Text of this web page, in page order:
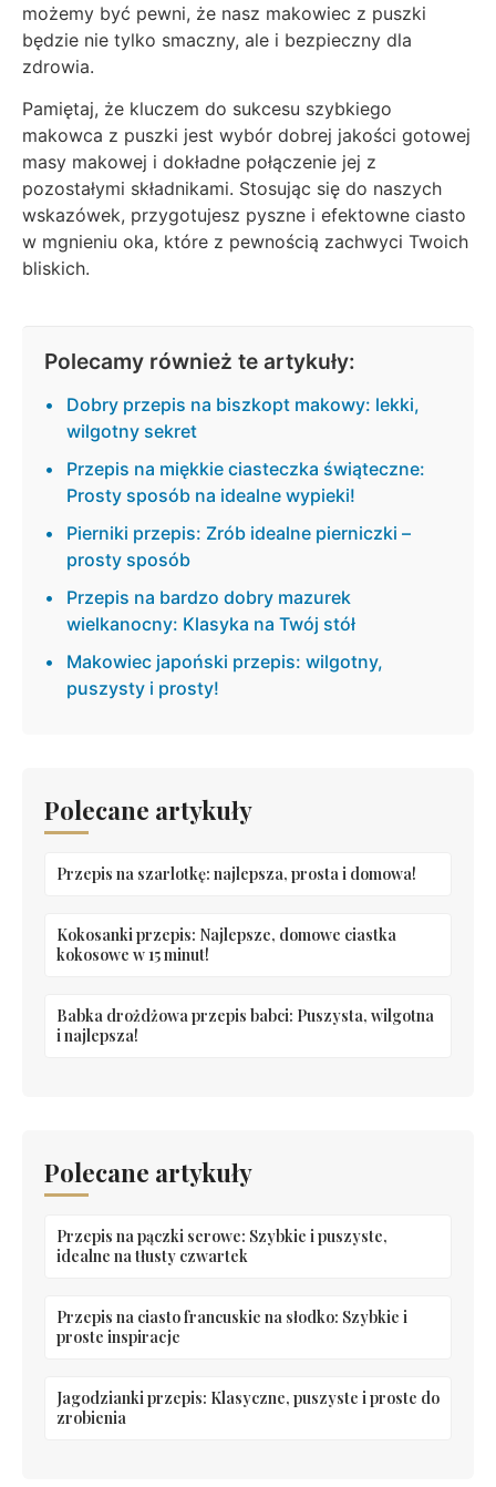
możemy być pewni, że nasz makowiec z puszki
będzie nie tylko smaczny, ale i bezpieczny dla
zdrowia.
Pamiętaj, że kluczem do sukcesu szybkiego
makowca z puszki jest wybór dobrej jakości gotowej
masy makowej i dokładne połączenie jej z
pozostałymi składnikami. Stosując się do naszych
wskazówek, przygotujesz pyszne i efektowne ciasto
w mgnieniu oka, które z pewnością zachwyci Twoich
bliskich.
Polecamy również te artykuły:
Dobry przepis na biszkopt makowy: lekki,
wilgotny sekret
Przepis na miękkie ciasteczka świąteczne:
Prosty sposób na idealne wypieki!
Pierniki przepis: Zrób idealne pierniczki –
prosty sposób
Przepis na bardzo dobry mazurek
wielkanocny: Klasyka na Twój stół
Makowiec japoński przepis: wilgotny,
puszysty i prosty!
Polecane artykuły
Przepis na szarlotkę: najlepsza, prosta i domowa!
Kokosanki przepis: Najlepsze, domowe ciastka
kokosowe w 15 minut!
Babka drożdżowa przepis babci: Puszysta, wilgotna
i najlepsza!
Polecane artykuły
Przepis na pączki serowe: Szybkie i puszyste,
idealne na tłusty czwartek
Przepis na ciasto francuskie na słodko: Szybkie i
proste inspiracje
Jagodzianki przepis: Klasyczne, puszyste i proste do
zrobienia